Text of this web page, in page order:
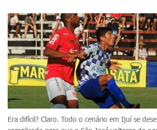
Era difícil? Claro. Todo o cenário em Ijuí se